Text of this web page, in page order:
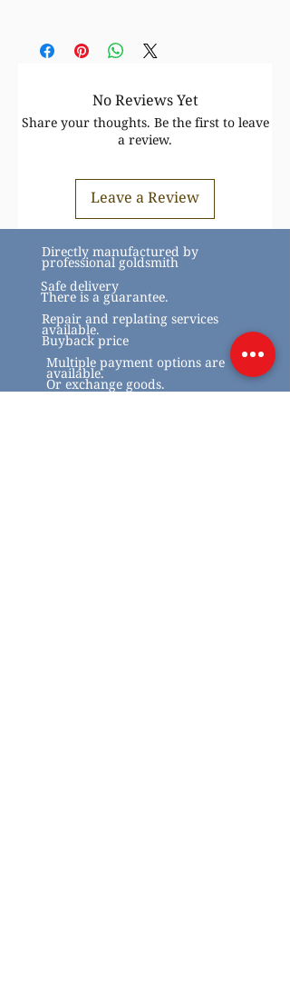
ได้ที่FAQ
an estimate only and can vary slightly
depending upon the metal price, the
tolerances which we are able to
achieve.
The customer has no right of return
sales agreement regarding the delivery
of goods are subject to changes in
rates on the financial markets, over
which we have no influence.
No Reviews Yet
Share your thoughts. Be the first to leave
a review.
Leave a Review
Directly manufactured by
professional goldsmith
Safe delivery
There is a guarantee.
Repair and replating services
available.
Buyback price
Multiple payment options are
available.
Or exchange goods.